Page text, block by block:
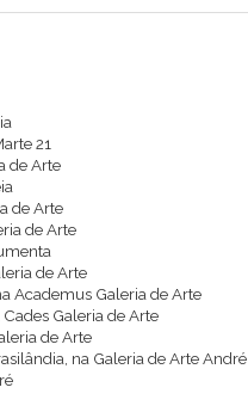
21
de Arte
de Arte
de Arte
de Arte
Academus Galeria de Arte
Galeria de Arte
de Arte
na Galeria de Arte André